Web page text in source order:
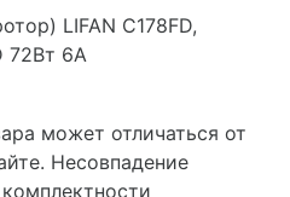
может отличаться от
Несовпадение